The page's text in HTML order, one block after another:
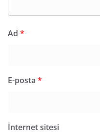
Ad *
E-posta *
İnternet sitesi